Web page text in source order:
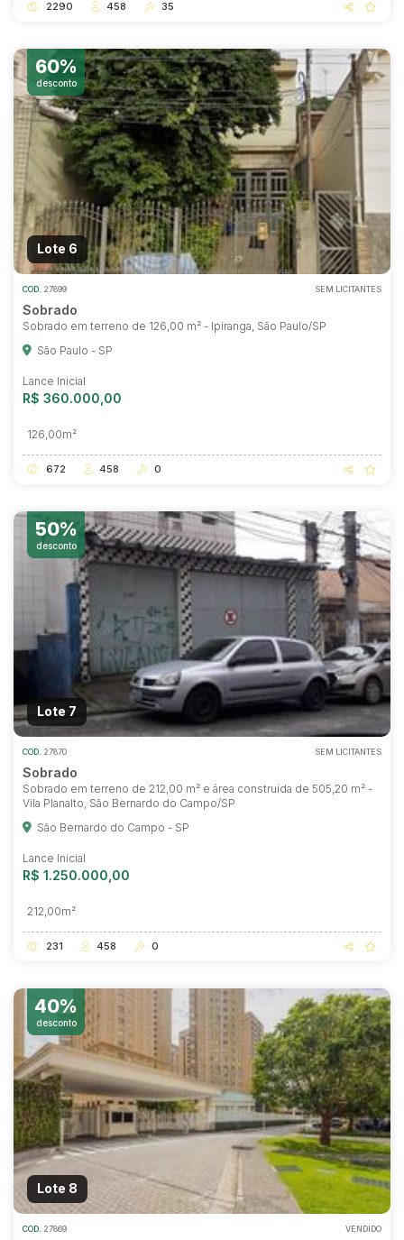
2290 458 35
60%
desconto
Lote 6
COD. 27899 SEM LICITANTES
Sobrado
Sobrado em terreno de 126,00 m² - Ipiranga, São Paulo/SP
São Paulo - SP
Lance Inicial
R$ 360.000,00
126,00m²
672 458 0
50%
desconto
Lote 7
COD. 27870 SEM LICITANTES
Sobrado
Sobrado em terreno de 212,00 m² e área construída de 505,20 m² -
Vila Planalto, São Bernardo do Campo/SP
São Bernardo do Campo - SP
Lance Inicial
R$ 1.250.000,00
212,00m²
231 458 0
40%
desconto
Lote 8
COD. 27869 VENDIDO